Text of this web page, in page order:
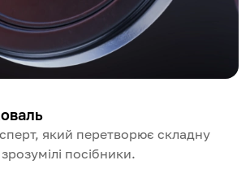
який перетворює складну
посібники.